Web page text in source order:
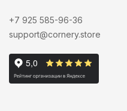
+7 925 585-96-36
support@cornery.store